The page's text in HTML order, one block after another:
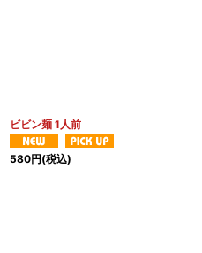
ビビン麺 1人前
580円(税込)